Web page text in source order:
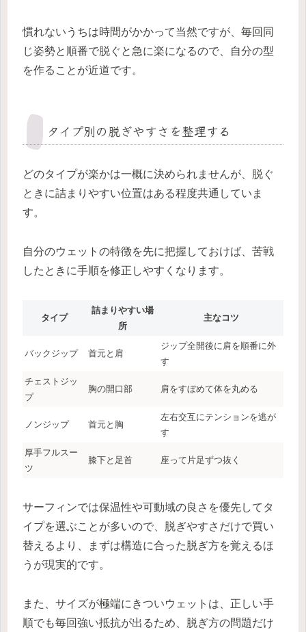
慣れないうちは時間がかかって当然ですが、毎回同
じ姿勢と順番で脱ぐと急に楽になるので、自分の型
を作ることが近道です。
タイプ別の脱ぎやすさを整理する
どのタイプが楽かは一概に決められませんが、脱ぐ
ときに詰まりやすい位置はある程度共通していま
す。
自分のウェットの特徴を先に把握しておけば、苦戦
したときに手順を修正しやすくなります。
タイプ
詰まりやすい場
所
主なコツ
バックジップ 首元と肩
ジップ全開後に肩を順番に外
す
チェストジッ
プ
胸の開口部 肩をすぼめて体を丸める
ノンジップ 首元と胸
左右交互にテンションを逃が
す
厚手フルスー
ツ
膝下と足首 座って片足ずつ抜く
サーフィンでは保温性や可動域の良さを優先してタ
イプを選ぶことが多いので、脱ぎやすさだけで買い
替えるより、まずは構造に合った脱ぎ方を覚えるほ
うが現実的です。
また、サイズが極端にきついウェットは、正しい手
順でも毎回強い抵抗が出るため、脱ぎ方の問題だけ